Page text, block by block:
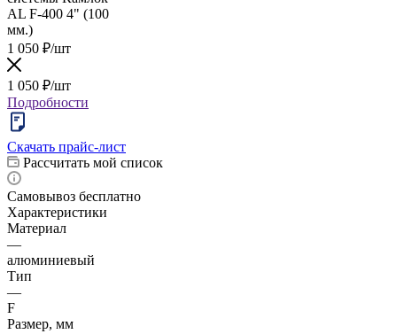
1 050 ₽/шт
1 050 ₽/шт
Подробности
Скачать прайс-лист
Рассчитать мой список
Самовывоз бесплатно
Характеристики
Материал
—
алюминиевый
Тип
—
F
Размер, мм